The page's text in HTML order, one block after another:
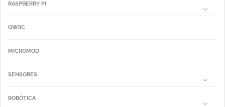
RASPBERRY PI
QWIIC
MICROMOD
SENSORES
ROBÓTICA